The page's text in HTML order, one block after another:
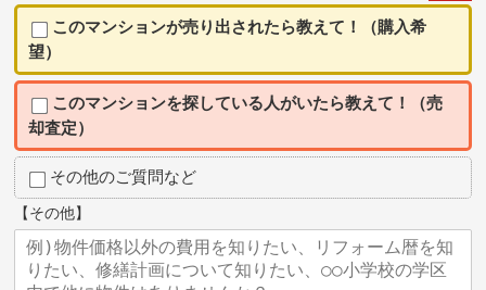
このマンションが売り出されたら教えて！（購入希
望）
このマンションを探している人がいたら教えて！（売
却査定）
その他のご質問など
【その他】